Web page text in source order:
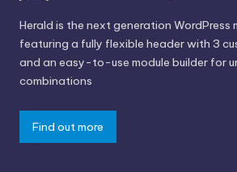
Herald is the next generation WordPress
featuring a fully flexible header with 3
and an easy-to-use module builder for
combinations
Find out more